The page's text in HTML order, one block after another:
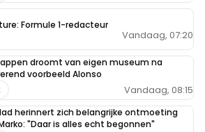
Formule 1-redacteur
Vandaag, 07:20
droomt van eigen museum na
voorbeeld Alonso
Vandaag, 08:15
herinnert zich belangrijke ontmoeting
"Daar is alles echt begonnen"